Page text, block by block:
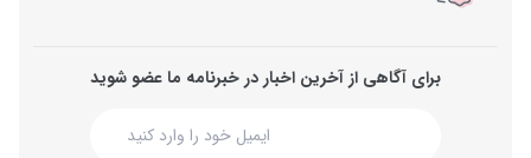
برای آگاهی از آخرین اخبار در خبرنامه ما عضو شوید